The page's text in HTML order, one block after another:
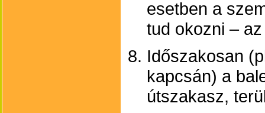
esetben a
tud okozni –
Időszakosan
kapcsán) a
útszakasz,